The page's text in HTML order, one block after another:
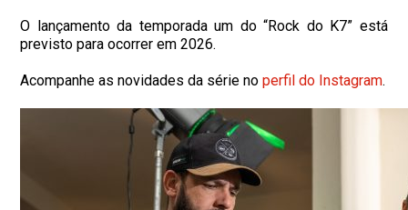
O lançamento da temporada um do “Rock do K7” está
previsto para ocorrer em 2026.
Acompanhe as novidades da série noperfil do Instagram.